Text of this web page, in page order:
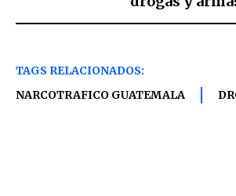
TAGS RELACIONADOS:
NARCOTRAFICO GUATEMALA